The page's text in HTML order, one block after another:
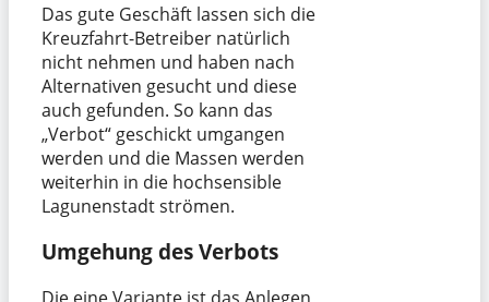
Das gute Geschäft lassen sich die
Kreuzfahrt-Betreiber natürlich
nicht nehmen und haben nach
Alternativen gesucht und diese
auch gefunden. So kann das
„Verbot“ geschickt umgangen
werden und die Massen werden
weiterhin in die hochsensible
Lagunenstadt strömen.
Umgehung des Verbots